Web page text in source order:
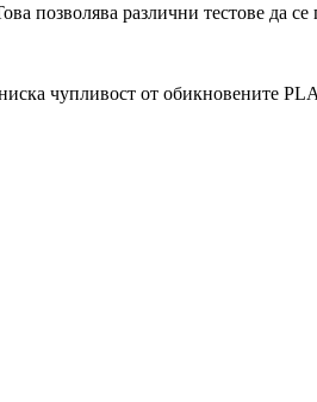
позволява различни тестове да
чупливост от обикновените